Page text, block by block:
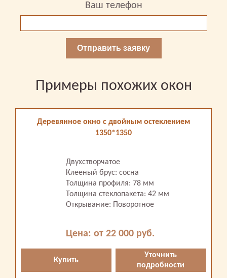
Ваш телефон
Отправить заявку
Примеры похожих окон
Деревянное окно с двойным остеклением
1350*1350
Двухстворчатое
Клееный брус: сосна
Толщина профиля: 78 мм
Толщина стеклопакета: 42 мм
Открывание: Поворотное
Цена: от 22 000 руб.
Купить
Уточнить
подробности